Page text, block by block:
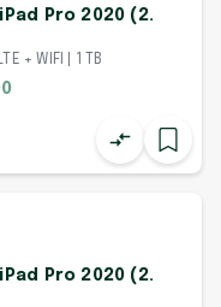
Pro 2020 (2.
+ WIFI | 1 TB
Pro 2020 (2.